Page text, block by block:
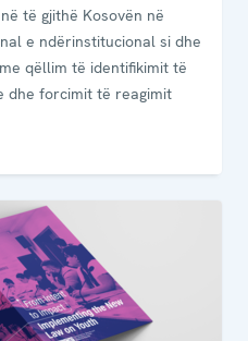
të gjithë Kosovën në
e ndërinstitucional si dhe
qëllim të identifikimit të
dhe forcimit të reagimit